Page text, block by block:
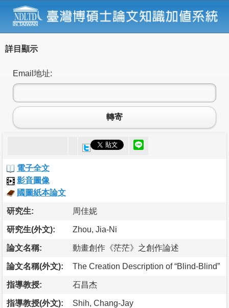
詳目顯示
Email地址:
轉寄
電子全文
影音圖像
國圖紙本論文
研究生: 周佳妮
研究生(外文): Zhou, Jia-Ni
論文名稱: 動畫創作《茫茫》之創作論述
論文名稱(外文): The Creation Description of “Blind-Blind”
指導教授: 石昌杰
指導教授(外文): Shih, Chang-Jay